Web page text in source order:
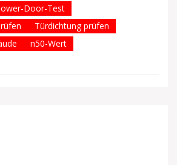
Door-Test
Türdichtung prüfen
n50-Wert